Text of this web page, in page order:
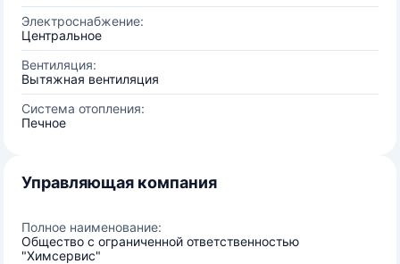
Электроснабжение:
Центральное
Вентиляция:
Вытяжная вентиляция
Система отопления:
Печное
Управляющая компания
Полное наименование:
Общество с ограниченной ответственностью
"Химсервис"